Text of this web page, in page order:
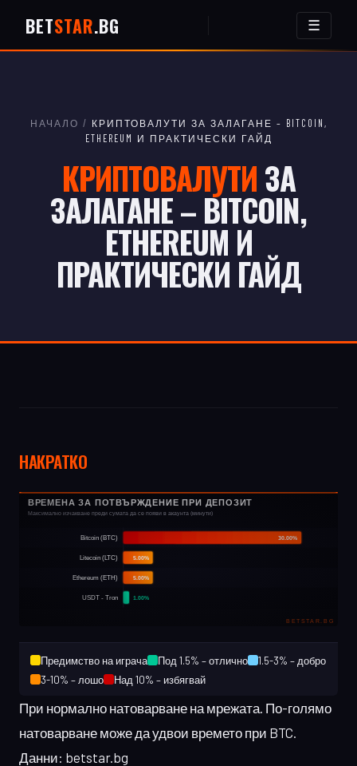
BETSTAR.BG ☰
НАЧАЛО / КРИПТОВАЛУТИ ЗА ЗАЛАГАНЕ – BITCOIN,
ETHEREUM И ПРАКТИЧЕСКИ ГАЙД
КРИПТОВАЛУТИЗА
ЗАЛАГАНЕ – BITCOIN,
ETHEREUM И
ПРАКТИЧЕСКИ ГАЙД
НАКРАТКО
Предимство на играча Под 1.5% – отлично
1.5-3% – добро
3-10% – лошо
Над 10% – избягвай
При нормално натоварване на мрежата. По-голямо
натоварване може да удвои времето при BTC.
Данни: betstar.bg